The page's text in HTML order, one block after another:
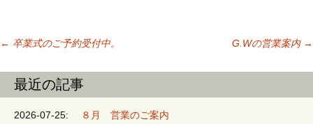
投稿ナビゲーシ
ョン
← 卒業式のご予約受付中。 G.Wの営業案内 →
最近の記事
2026-07-25:
８月 営業のご案内